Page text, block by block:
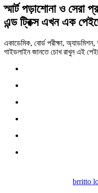
স্মার্ট পড়াশোনা ও সেরা
এন্ড ট্রিক্স এখন এক
একাডেমিক, বোর্ড পরীক্ষা,
গাইডলাইন জানতে চোখ রাখুন এই
brritto